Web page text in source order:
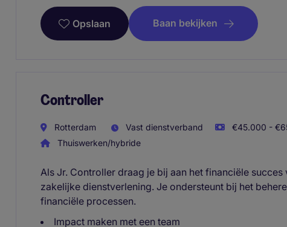
Opslaan Baan bekijken
Controller
Rotterdam Vast dienstverband
€45.000 -
Thuiswerken/hybride
Als Jr. Controller draag je bij aan het financiële
zakelijke dienstverlening. Je ondersteunt bij het
financiële processen.
Impact maken met een team